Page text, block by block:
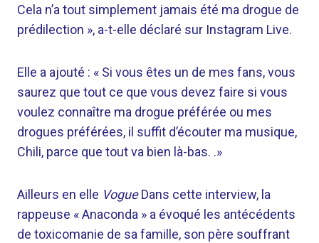
Cela n’a tout simplement jamais été ma drogue de
prédilection », a-t-elle déclaré sur Instagram Live.
Elle a ajouté : « Si vous êtes un de mes fans, vous
saurez que tout ce que vous devez faire si vous
voulez connaître ma drogue préférée ou mes
drogues préférées, il suffit d’écouter ma musique,
Chili, parce que tout va bien là-bas. .»
Ailleurs en elle VogueDans cette interview, la
rappeuse « Anaconda » a évoqué les antécédents
de toxicomanie de sa famille, son père souffrant